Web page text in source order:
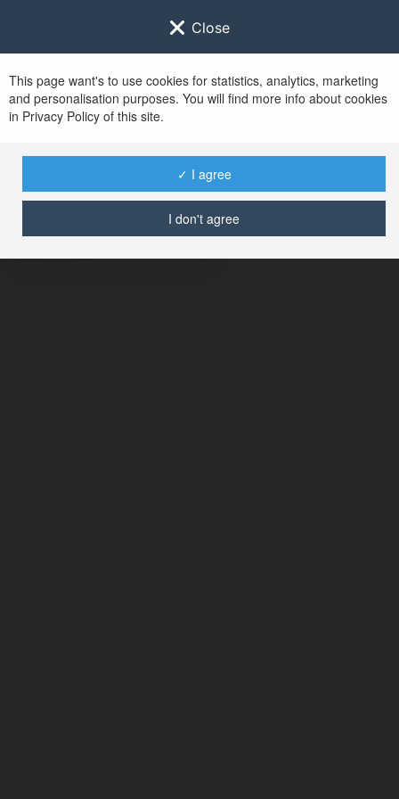
Close
This page want's to use cookies for statistics, analytics, marketing
and personalisation purposes. You will find more info about cookies
in Privacy Policy of this site.
✓ I agree
I don't agree
Przykro nam, nie ma
takiej strony.
Przejdź nastronę główną.